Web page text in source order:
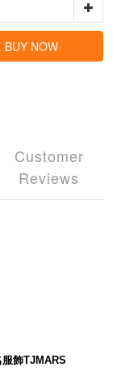
BUY NOW
Customer
Reviews
飾TJMARS